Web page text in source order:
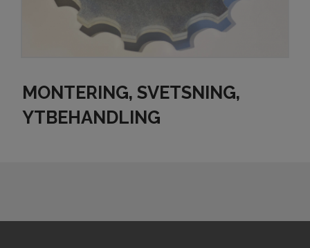
MONTERING, SVETSNING,
YTBEHANDLING